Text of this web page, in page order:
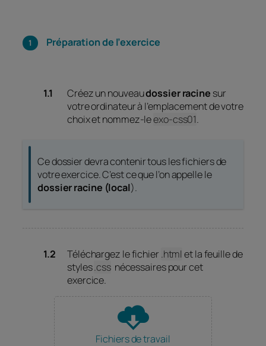
Préparation de l’exercice
Créez un nouveaudossier racine sur
votre ordinateur à l’emplacement de votre
choix et nommez-leexo-css01.
Ce dossier devra contenir tous les fichiers de
votre exercice. C’est ce que l’on appelle le
dossier racine (local).
Téléchargez le fichier.html et la feuille de
styles.cssnécessaires pour cet
exercice.
Fichiers de travail